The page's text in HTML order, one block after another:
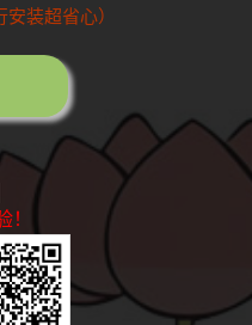
安装超省心）
！